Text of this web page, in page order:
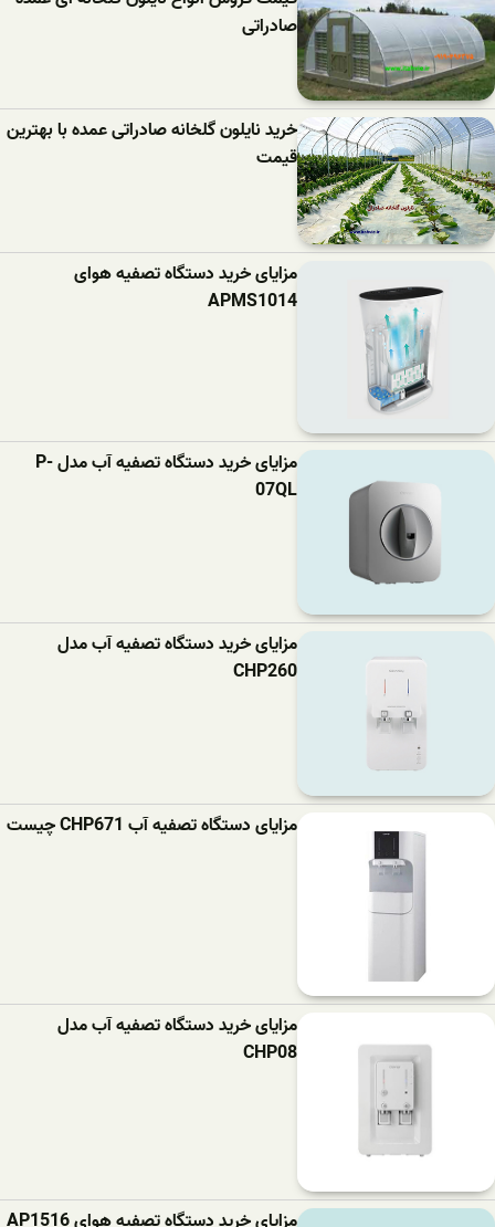
صادراتی
خرید نایلون گلخانه صادراتی عمده با بهترین
قیمت
مزایای خرید دستگاه تصفیه هوای
APMS1014
مزایای خرید دستگاه تصفیه آب مدل P-
07QL
مزایای خرید دستگاه تصفیه آب مدل
CHP260
مزایای دستگاه تصفیه آب CHP671 چیست
مزایای خرید دستگاه تصفیه آب مدل
CHP08
مزایای خرید دستگاه تصفیه هوای AP1516